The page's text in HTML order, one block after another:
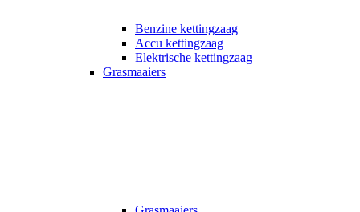
Benzine kettingzaag
Accu kettingzaag
Elektrische kettingzaag
Grasmaaiers